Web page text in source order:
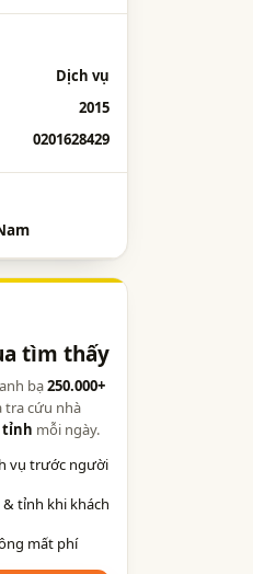
Dịch vụ
2015
0201628429
tìm thấy
bạ250.000+
cứu nhà
tỉnh mỗi ngày.
vụ trước người
tỉnh khi khách
mất phí